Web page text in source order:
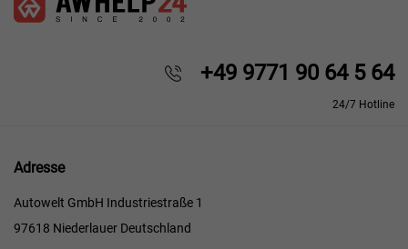
+49 9771 90 64 5 64
24/7 Hotline
Adresse
Autowelt GmbH Industriestraße 1
97618 Niederlauer Deutschland